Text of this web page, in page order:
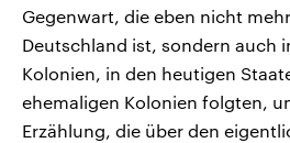
Gegenwart, die eben nicht
Deutschland ist, sondern auch
Kolonien, in den heutigen
ehemaligen Kolonien folgten,
Erzählung, die über den